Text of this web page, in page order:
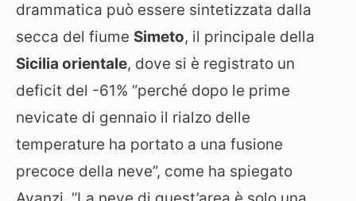
drammatica può essere sintetizzata dalla
secca del fiume Simeto, il principale della
Sicilia orientale, dove si è registrato un
deficit del -61% “perché dopo le prime
nevicate di gennaio il rialzo delle
temperature ha portato a una fusione
precoce della neve”, come ha spiegato